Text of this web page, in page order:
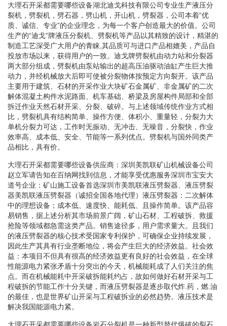
大理石开采都需要哪些设备湖北迪戈科技有限公司专业生产液压分
裂机，劈裂机，劈石器，劈山机，开山机，劈裂器，公司本着“优
质、诚信、专业”的企业理念，为每一个客户创造最大的价值。公司
生产的“迪戈”牌液压分裂机、劈裂机等产品以其精致的设计，精湛的
制造工艺深受广大用户的青睐,其品质可与进口产品相媲美，产品自
投放市场以来，获得用户的一致。迪戈牌劈裂机由动力站和分裂器
两大部分组成，劈裂机由泵站输出的超高压油驱动油缸产生巨大推
动力，并经机械放大后即可使被分裂物体按预定方向裂开。该产品
主要用于建筑、石材的开采作业大块矿石金属矿、非金属矿的二次
解体混凝土构件水泥路面、机车基础、桥梁及房屋构件局部和全部
拆迁作业天然石材开采、分裂、破碎。与上述领域传统作业方式相
比，劈裂机具有结构简单、操作方便、体积小、重量轻，分裂力大
单机分裂力可达，工作时无振动、无冲击、无噪音，分裂快，作业
效率高、成本低、安全、节能等一系列优点。劈裂机与国外同类产
品相比，具有价。
大理石开采都需要哪些设备供应商：深圳美凯联矿山机械设备公司
赵立军请告知在百纳网找到信息，才能享受优惠服务深圳市宝安大
道号企业：矿山施工设备首选深圳市美凯联液压劈裂器、液压劈裂
器美凯联液压劈裂器（诚招全国各地代理）液压劈裂器：二次解体
中的理想设备；成本低、速度快、能耗低、且操作简单。该产品容
易销售，据上述分析其市场前景广阔，矿山石材、工程破拆、救援
抢险等领域都急需这类产品。销售途径多，用户需求量大。且我们
的液压劈裂器的核心技术受国家专利保护，可确保企业持续发展，
因此生产其具有行业垄断地位，将会产生巨大的经济效益。社会效
益：本项目不但具有很高的经济效益更有良好的社会效益，在全球
性能源电力紧张矛盾十分突出的今天，机械能耗成了人们关注的焦
点。而在机械能耗中开采破拆能耗约占，故如何做好石材开采与工
程破拆的节能工作十分关键，而液压劈裂器是逐步取代炸.药，燃.油
的最佳，也是世界矿山开采与工程破拆业的必然趋势。液压技术是
解决我国能源电力紧。